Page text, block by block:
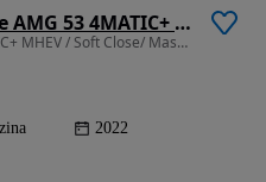
Mercedes-Benz GLE Coupe AMG 53 4MATIC+ MHEV
2999 cm3 • 435 CP • AMG 53 4MATIC+ MHEV / Soft Close/ Masaj/ Ventilatie /Trapa/Burmester
2022